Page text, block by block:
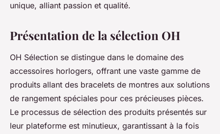
unique, alliant passion et qualité.
Présentation de la sélection OH
OH Sélection se distingue dans le domaine des
accessoires horlogers, offrant une vaste gamme de
produits allant des bracelets de montres aux solutions
de rangement spéciales pour ces précieuses pièces.
Le processus de sélection des produits présentés sur
leur plateforme est minutieux, garantissant à la fois